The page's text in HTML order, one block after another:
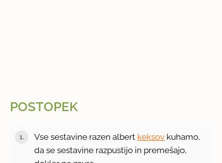
POSTOPEK
Vse sestavine razen albert keksov kuhamo,
da se sestavine razpustijo in premešajo,